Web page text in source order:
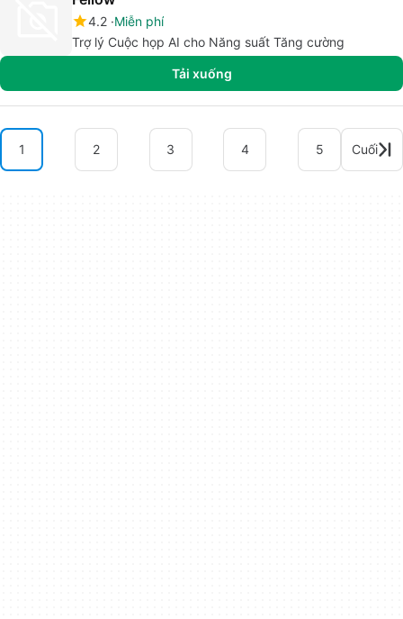
4.2 Miễn phí
Trợ lý Cuộc họp AI cho Năng suất Tăng cường
Tải xuống
1 2 3 4 5 Cuối